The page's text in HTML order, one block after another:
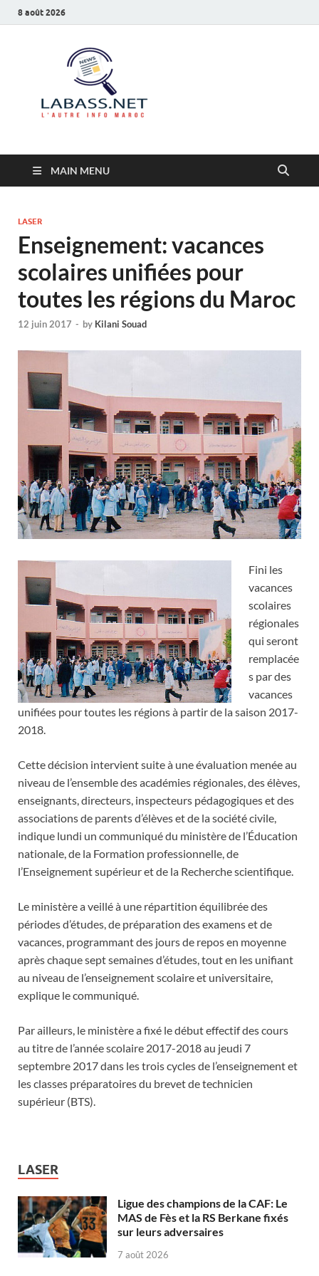
8 août 2026
MAIN MENU
LASER
Enseignement: vacances
scolaires unifiées pour
toutes les régions du Maroc
12 juin 2017 - by Kilani Souad
Fini les
vacances
scolaires
régionales
qui seront
remplacée
s par des
vacances
unifiées pour toutes les régions à partir de la saison 2017-
2018.
Cette décision intervient suite à une évaluation menée au
niveau de l’ensemble des académies régionales, des élèves,
enseignants, directeurs, inspecteurs pédagogiques et des
associations de parents d’élèves et de la société civile,
indique lundi un communiqué du ministère de l’Éducation
nationale, de la Formation professionnelle, de
l’Enseignement supérieur et de la Recherche scientifique.
Le ministère a veillé à une répartition équilibrée des
périodes d’études, de préparation des examens et de
vacances, programmant des jours de repos en moyenne
après chaque sept semaines d’études, tout en les unifiant
au niveau de l’enseignement scolaire et universitaire,
explique le communiqué.
Par ailleurs, le ministère a fixé le début effectif des cours
au titre de l’année scolaire 2017-2018 au jeudi 7
septembre 2017 dans les trois cycles de l’enseignement et
les classes préparatoires du brevet de technicien
supérieur (BTS).
LASER
Ligue des champions de la CAF: Le
MAS de Fès et la RS Berkane fixés
sur leurs adversaires
7 août 2026